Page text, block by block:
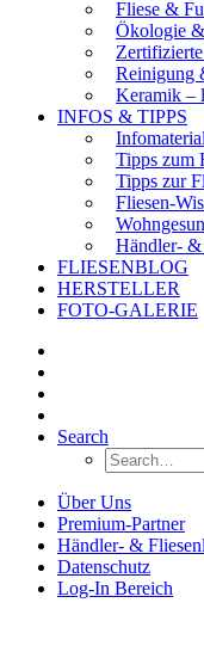
Fliese &
Ökologie
Reinigung
Keramik –
INFOS & TIPPS
Tipps zum
Tipps zur
Fliesen-
Händler- &
FLIESENBLOG
HERSTELLER
FOTO-GALERIE
Search
Über Uns
Premium-Partner
Händler- &
Datenschutz
Log-In Bereich